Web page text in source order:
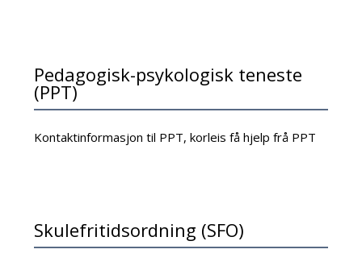
Pedagogisk-psykologisk teneste
(PPT)
Kontaktinformasjon til PPT, korleis få hjelp frå PPT
Skulefritidsordning (SFO)